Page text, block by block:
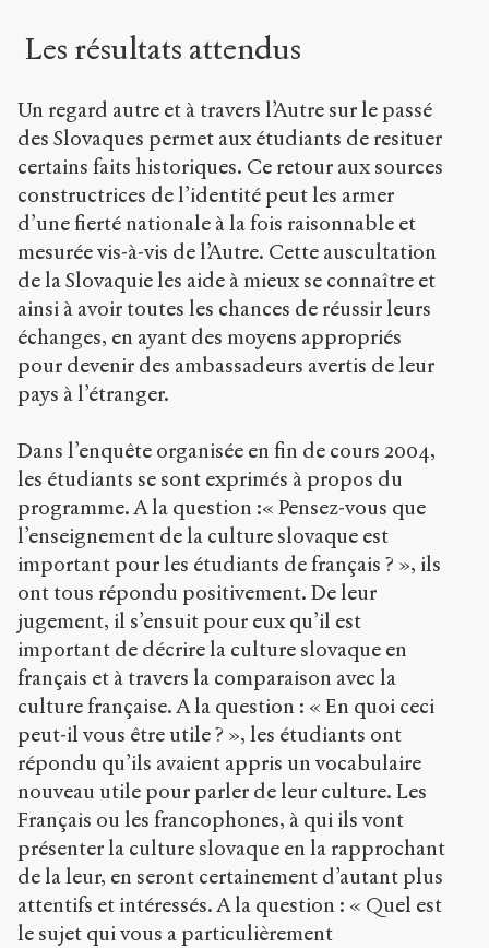
Les résultats attendus
Un regard autre et à travers l’Autre sur le passé
des Slovaques permet aux étudiants de resituer
certains faits historiques. Ce retour aux sources
constructrices de l’identité peut les armer
d’une fierté nationale à la fois raisonnable et
mesurée vis-à-vis de l’Autre. Cette auscultation
de la Slovaquie les aide à mieux se connaître et
ainsi à avoir toutes les chances de réussir leurs
échanges, en ayant des moyens appropriés
pour devenir des ambassadeurs avertis de leur
pays à l’étranger.
Dans l’enquête organisée en fin de cours 2004,
les étudiants se sont exprimés à propos du
programme. A la question :« Pensez-vous que
l’enseignement de la culture slovaque est
important pour les étudiants de français ? », ils
ont tous répondu positivement. De leur
jugement, il s’ensuit pour eux qu’il est
important de décrire la culture slovaque en
français et à travers la comparaison avec la
culture française. A la question : « En quoi ceci
peut-il vous être utile ? », les étudiants ont
répondu qu’ils avaient appris un vocabulaire
nouveau utile pour parler de leur culture. Les
Français ou les francophones, à qui ils vont
présenter la culture slovaque en la rapprochant
de la leur, en seront certainement d’autant plus
attentifs et intéressés. A la question : « Quel est
le sujet qui vous a particulièrement